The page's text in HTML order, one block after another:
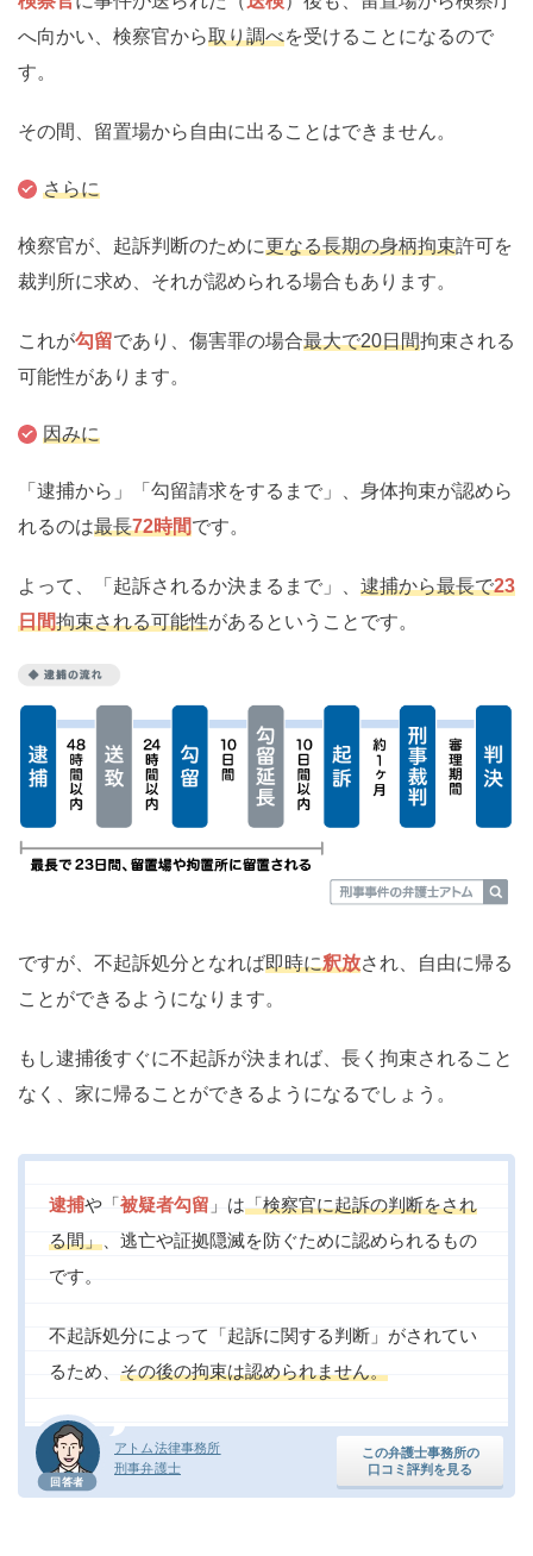
へ向かい、検察官から取り調べを受けることになるので
す。
その間、留置場から自由に出ることはできません。
さらに
検察官が、起訴判断のために更なる長期の身柄拘束許可を
裁判所に求め、それが認められる場合もあります。
これが勾留であり、傷害罪の場合最大で20日間拘束される
可能性があります。
因みに
「逮捕から」「勾留請求をするまで」、身体拘束が認めら
れるのは最長72時間です。
よって、「起訴されるか決まるまで」、 逮捕から最長で23
日間拘束される可能性があるということです。
ですが、不起訴処分となれば即時に釈放され、自由に帰る
ことができるようになります。
もし逮捕後すぐに不起訴が決まれば、長く拘束されること
なく、家に帰ることができるようになるでしょう。
回答者
アトム法律事務所
刑事弁護士
この弁護士事務所の
口コミ評判を見る
逮捕や「被疑者勾留 」は「検察官に起訴の判断をされ
る間」 、逃亡や証拠隠滅を防ぐために認められるもの
です。
不起訴処分によって「起訴に関する判断」がされてい
るため、 その後の拘束は認められません。